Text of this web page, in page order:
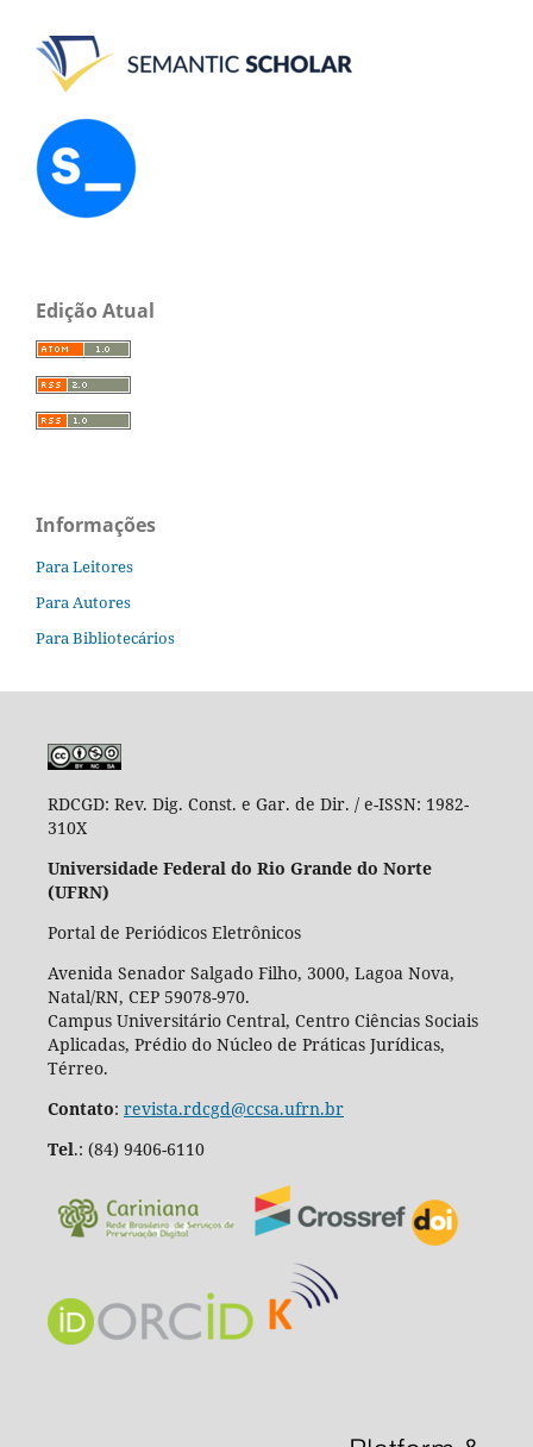
Edição Atual
Informações
Para Leitores
Para Autores
Para Bibliotecários
RDCGD: Rev. Dig. Const. e Gar. de Dir. / e-ISSN: 1982-
310X
Universidade Federal do Rio Grande do Norte
(UFRN)
Portal de Periódicos Eletrônicos
Avenida Senador Salgado Filho, 3000, Lagoa Nova,
Natal/RN, CEP 59078-970.
Campus Universitário Central, Centro Ciências Sociais
Aplicadas, Prédio do Núcleo de Práticas Jurídicas,
Térreo.
Contato: revista.rdcgd@ccsa.ufrn.br
Tel.: (84) 9406-6110